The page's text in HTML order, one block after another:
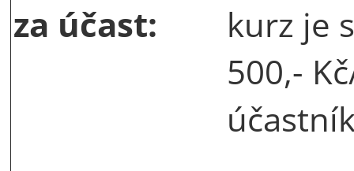
za účast:
kurz je
500,-